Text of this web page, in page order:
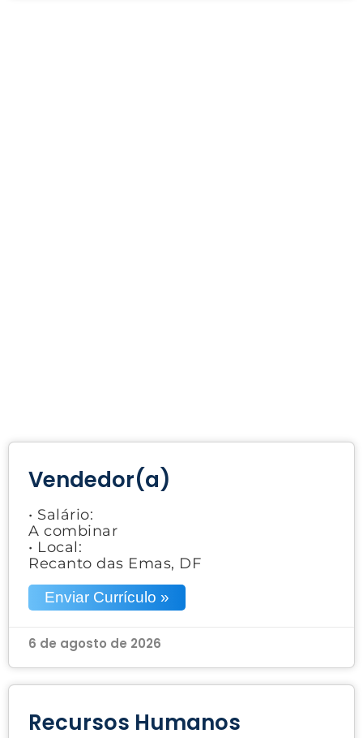
Vendedor(a)
• Salário:
A combinar
• Local:
Recanto das Emas, DF
Enviar Currículo »
6 de agosto de 2026
Recursos Humanos